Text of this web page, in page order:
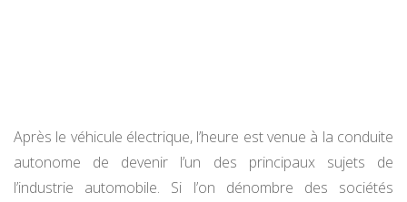
Après le véhicule électrique, l’heure est venue à la conduite
autonome de devenir l’un des principaux sujets de
l’industrie automobile. Si l’on dénombre des sociétés